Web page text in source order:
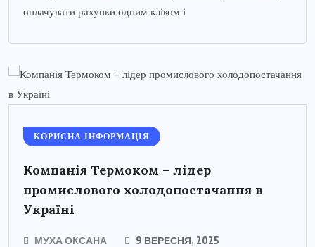
оплачувати рахунки одним кліком і
КОРИСНА ІНФОРМАЦІЯ
Компанія Термоком – лідер
промислового холодопостачання в
Україні
МУХА ОКСАНА 9 ВЕРЕСНЯ, 2025